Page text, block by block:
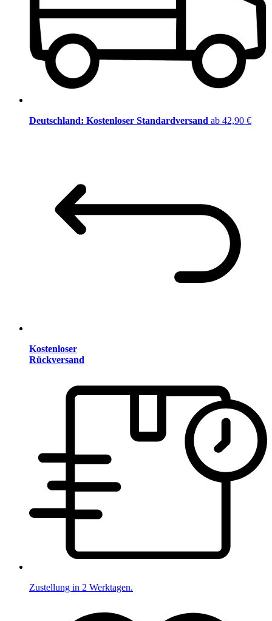
Deutschland: Kostenloser Standardversand ab 42,90 €
Kostenloser
Rückversand
Zustellung in 2 Werktagen.